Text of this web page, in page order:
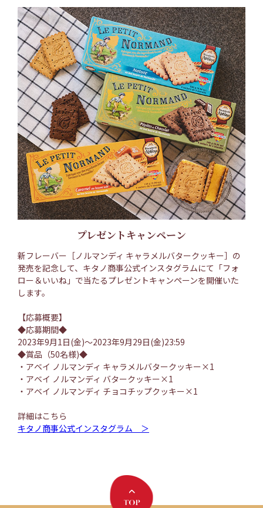
プレゼントキャンペーン
新フレーバー［ノルマンディ キャラメルバタークッキー］の
発売を記念して、​キタノ商事公式インスタグラムにて「フォ
ロー＆いいね」で当たるプレゼントキャンペーンを開催いた
します。
【応募概要】
◆応募期間◆
2023年9月1日(金)～2023年9月29日(金)23:59
◆賞品（50名様)◆
・アベイ ノルマンディ キャラメルバタークッキー×1
・アベイ ノルマンディ バタークッキー×1
・アベイ ノルマンディ チョコチップクッキー×1
詳細はこちら
キタノ商事公式インスタグラム ＞